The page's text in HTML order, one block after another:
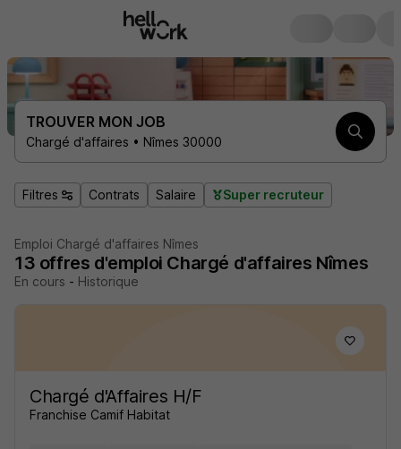
TROUVER MON JOB
Chargé d'affaires • Nîmes 30000
Filtres Contrats Salaire Super recruteur
Emploi Chargé d'affaires Nîmes
13 offres d'emploi Chargé d'affaires Nîmes
En cours - Historique
Chargé d'Affaires H/F
Franchise Camif Habitat